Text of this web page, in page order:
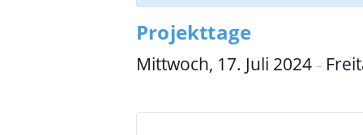
Projekttage
Mittwoch, 17. Juli 2024 –